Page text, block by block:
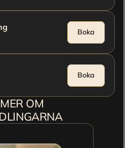
Boka
Boka
OM